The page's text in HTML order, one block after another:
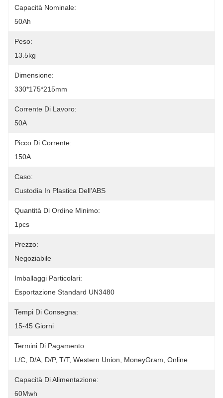
Capacità Nominale:
50Ah
Peso:
13.5kg
Dimensione:
330*175*215mm
Corrente Di Lavoro:
50A
Picco Di Corrente:
150A
Caso:
Custodia In Plastica Dell'ABS
Quantità Di Ordine Minimo:
1pcs
Prezzo:
Negoziabile
Imballaggi Particolari:
Esportazione Standard UN3480
Tempi Di Consegna:
15-45 Giorni
Termini Di Pagamento:
L/C, D/A, D/P, T/T, Western Union, MoneyGram, Online
Capacità Di Alimentazione:
60Mwh